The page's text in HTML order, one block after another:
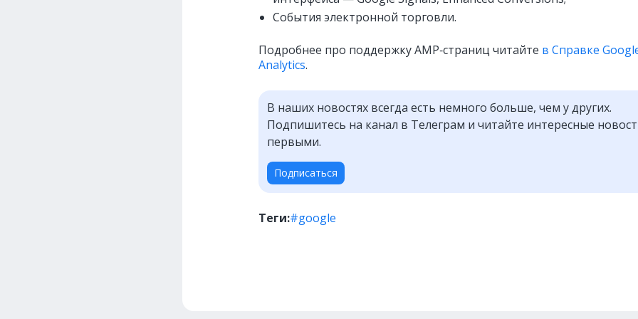
События электронной торговли.
Подробнее про поддержку AMP‑страниц читайте в Справке
Analytics.
В наших новостях всегда есть немного больше, чем у других.
Подпишитесь на канал в Телеграм и читайте интересные
первыми.
Подписаться
Теги:#google